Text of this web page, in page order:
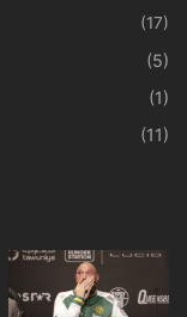
(17)
(5)
(1)
(11)